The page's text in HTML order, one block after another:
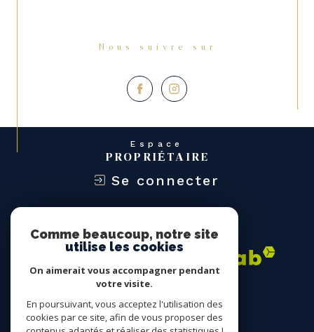
Nous suivre sur
Espace
PROPRIÉTAIRE
Se connecter
ADHÉRONS
Comme beaucoup, notre site
utilise les cookies
On aimerait vous accompagner pendant
votre visite.
En poursuivant, vous acceptez l'utilisation des
cookies par ce site, afin de vous proposer des